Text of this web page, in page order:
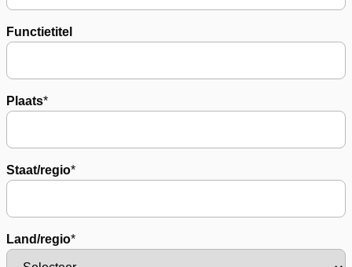
Functietitel
Plaats*
Staat/regio*
Land/regio*